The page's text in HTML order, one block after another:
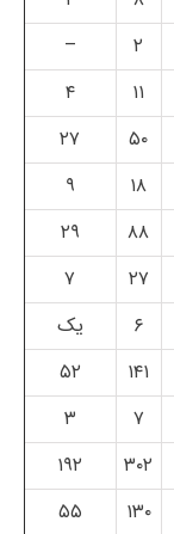
۲
–
۱۱
۴
۵۰
۲۷
۱۸
۹
۸۸
۲۹
۲۷
۷
۶
یک
۱۴۱
۵۲
۷
۳
۳۰۲
۱۹۲
۱۳۰
۵۵